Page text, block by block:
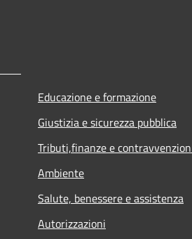
Educazione e formazione
Giustizia e sicurezza pubblica
Tributi,finanze e
Ambiente
Salute, benessere e assistenza
Autorizzazioni